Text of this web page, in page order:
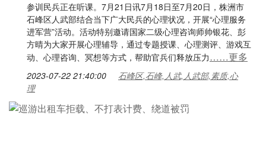
参训民兵正在听课。7月21日讯7月18日至7月20日，株洲市
石峰区人武部结合当下广大民兵的心理状况，开展“心理服务
进军营”活动。活动特别邀请国家二级心理咨询师帅银花、彭
方晴为大家开展心理辅导，通过专题授课、心理测评、游戏互
动、心理咨询、冥想等方式，帮助官兵们释放压力……更多
2023-07-22 21:40:00
石峰区,石峰,人武,人武部,素质,心
理